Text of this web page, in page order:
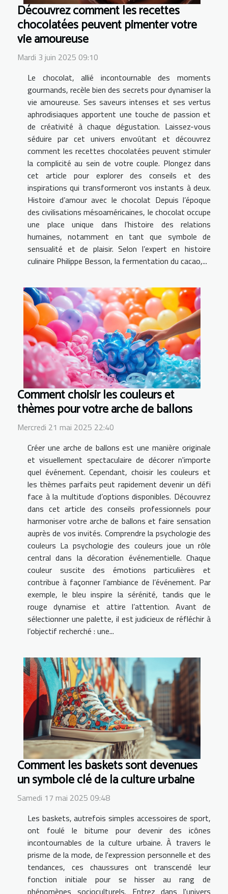
Découvrez comment les recettes
chocolatées peuvent pimenter votre
vie amoureuse
Mardi 3 juin 2025 09:10
Le chocolat, allié incontournable des moments
gourmands, recèle bien des secrets pour dynamiser la
vie amoureuse. Ses saveurs intenses et ses vertus
aphrodisiaques apportent une touche de passion et
de créativité à chaque dégustation. Laissez-vous
séduire par cet univers envoûtant et découvrez
comment les recettes chocolatées peuvent stimuler
la complicité au sein de votre couple. Plongez dans
cet article pour explorer des conseils et des
inspirations qui transformeront vos instants à deux.
Histoire d’amour avec le chocolat Depuis l’époque
des civilisations mésoaméricaines, le chocolat occupe
une place unique dans l’histoire des relations
humaines, notamment en tant que symbole de
sensualité et de plaisir. Selon l’expert en histoire
culinaire Philippe Besson, la fermentation du cacao,...
Comment choisir les couleurs et
thèmes pour votre arche de ballons
Mercredi 21 mai 2025 22:40
Créer une arche de ballons est une manière originale
et visuellement spectaculaire de décorer n'importe
quel événement. Cependant, choisir les couleurs et
les thèmes parfaits peut rapidement devenir un défi
face à la multitude d’options disponibles. Découvrez
dans cet article des conseils professionnels pour
harmoniser votre arche de ballons et faire sensation
auprès de vos invités. Comprendre la psychologie des
couleurs La psychologie des couleurs joue un rôle
central dans la décoration événementielle. Chaque
couleur suscite des émotions particulières et
contribue à façonner l’ambiance de l’événement. Par
exemple, le bleu inspire la sérénité, tandis que le
rouge dynamise et attire l’attention. Avant de
sélectionner une palette, il est judicieux de réfléchir à
l’objectif recherché : une...
Comment les baskets sont devenues
un symbole clé de la culture urbaine
Samedi 17 mai 2025 09:48
Les baskets, autrefois simples accessoires de sport,
ont foulé le bitume pour devenir des icônes
incontournables de la culture urbaine. À travers le
prisme de la mode, de l'expression personnelle et des
tendances, ces chaussures ont transcendé leur
fonction initiale pour se hisser au rang de